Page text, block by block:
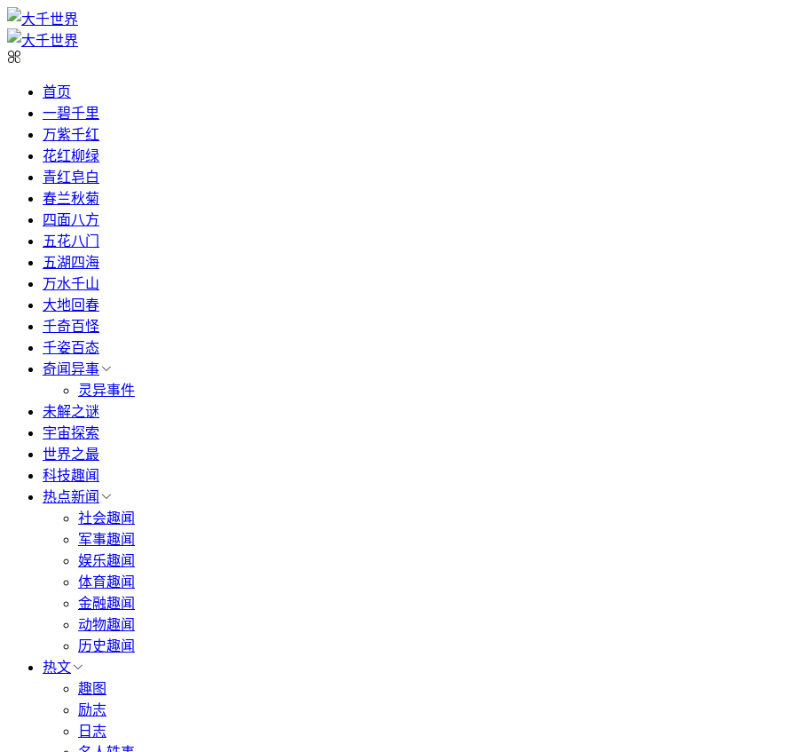
首页
一碧千里
万紫千红
花红柳绿
青红皂白
春兰秋菊
四面八方
五花八门
五湖四海
万水千山
大地回春
千奇百怪
千姿百态
奇闻异事
灵异事件
未解之谜
宇宙探索
世界之最
科技趣闻
热点新闻
社会趣闻
军事趣闻
娱乐趣闻
体育趣闻
金融趣闻
动物趣闻
历史趣闻
热文
趣图
励志
日志